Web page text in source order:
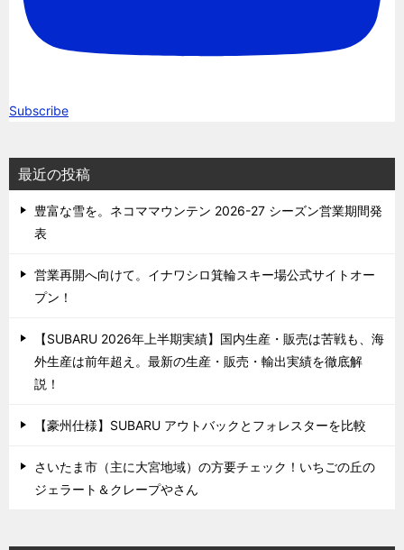
Subscribe
最近の投稿
豊富な雪を。ネコママウンテン 2026-27 シーズン営業期間発
表
営業再開へ向けて。イナワシロ箕輪スキー場公式サイトオー
プン！
【SUBARU 2026年上半期実績】国内生産・販売は苦戦も、海
外生産は前年超え。最新の生産・販売・輸出実績を徹底解
説！
【豪州仕様】SUBARU アウトバックとフォレスターを比較
さいたま市（主に大宮地域）の方要チェック！いちごの丘の
ジェラート＆クレープやさん